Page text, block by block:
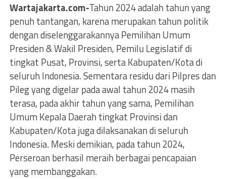
Wartajakarta.com-Tahun 2024 adalah tahun yang
penuh tantangan, karena merupakan tahun politik
dengan diselenggarakannya Pemilihan Umum
Presiden & Wakil Presiden, Pemilu Legislatif di
tingkat Pusat, Provinsi, serta Kabupaten/Kota di
seluruh Indonesia. Sementara residu dari Pilpres dan
Pileg yang digelar pada awal tahun 2024 masih
terasa, pada akhir tahun yang sama, Pemilihan
Umum Kepala Daerah tingkat Provinsi dan
Kabupaten/Kota juga dilaksanakan di seluruh
Indonesia. Meski demikian, pada tahun 2024,
Perseroan berhasil meraih berbagai pencapaian
yang membanggakan.